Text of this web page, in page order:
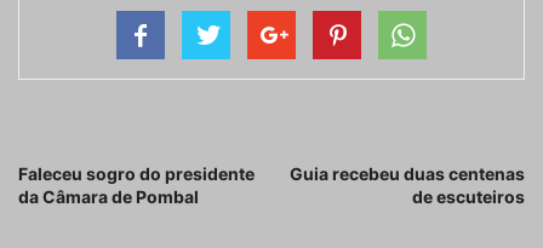
Faleceu sogro do presidente
da Câmara de Pombal
Guia recebeu duas centenas
de escuteiros